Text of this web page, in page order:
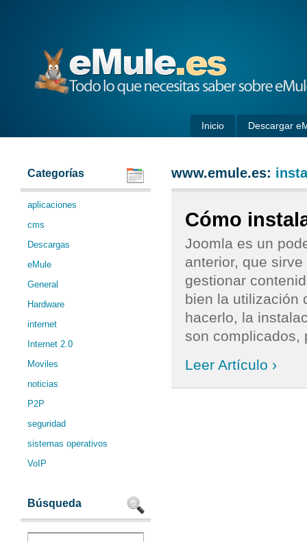
Inicio Descargar
Categorías
aplicaciones
cms
Descargas
eMule
General
Hardware
internet
Internet 2.0
Moviles
noticias
P2P
seguridad
sistemas operativos
VoIP
Búsqueda
www.emule.es:
Cómo
Joomla es un
anterior, que
gestionar
bien la utilización
hacerlo, la
son complicados,
Leer Artículo ›